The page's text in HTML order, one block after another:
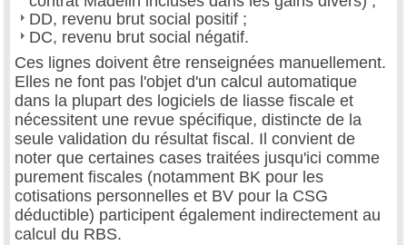
DD, revenu brut social positif ;
DC, revenu brut social négatif.
Ces lignes doivent être renseignées manuellement.
Elles ne font pas l'objet d'un calcul automatique
dans la plupart des logiciels de liasse fiscale et
nécessitent une revue spécifique, distincte de la
seule validation du résultat fiscal. Il convient de
noter que certaines cases traitées jusqu'ici comme
purement fiscales (notamment BK pour les
cotisations personnelles et BV pour la CSG
déductible) participent également indirectement au
calcul du RBS.